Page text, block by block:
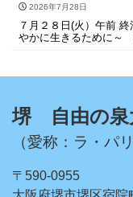
2026年7月28日
７月２８日(火）午前
やかに生きるために～
堺 自由の泉
（愛称：ラ・パリ
〒590-0955